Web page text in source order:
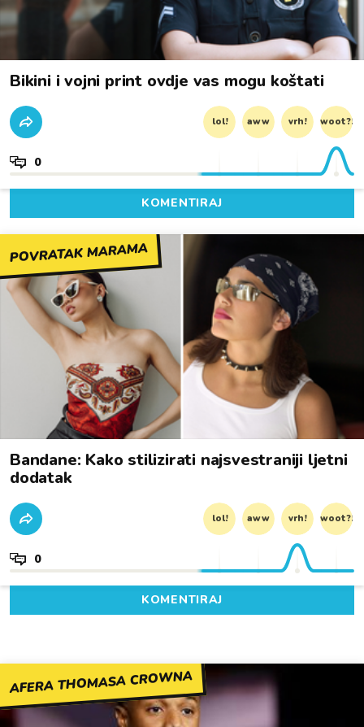
Bikini i vojni print ovdje vas mogu koštati
lol! aww vrh! woot?!
0
KOMENTIRAJ
POVRATAK MARAMA
Bandane: Kako stilizirati najsvestraniji ljetni
dodatak
lol! aww vrh! woot?!
0
KOMENTIRAJ
AFERA THOMASA CROWNA